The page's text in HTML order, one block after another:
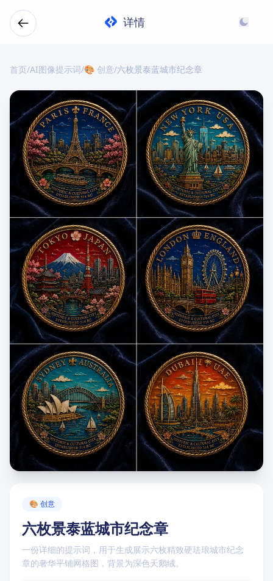
详情
首页/AI图像提示词/🎨 创意/六枚景泰蓝城市纪念章
🎨 创意
六枚景泰蓝城市纪念章
一份详细的提示词，用于生成展示六枚精致硬珐琅城市纪念
章的奢华平铺网格图，背景为深色天鹅绒。